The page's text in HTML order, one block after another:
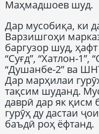
Маҳмадшоев шуд.
Дар мусобиқа, ки
Варзишгоҳи
баргузор шуд,
“Суғд”, “Хатлон-1”,
“Душанбе-2” ва
Дар марҳилаи
тақсим шуданд.
даврӣ дар як қисм
гурӯҳ ду дастаи
баъдӣ роҳ ёфтанд.